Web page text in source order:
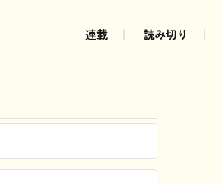
連載 読み切り